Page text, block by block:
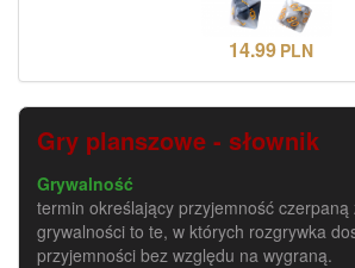
14.99 PLN
Gry planszowe - słownik
Grywalność
termin określający przyjemność
grywalności to te, w których rozgrywka
przyjemności bez względu na wygraną.